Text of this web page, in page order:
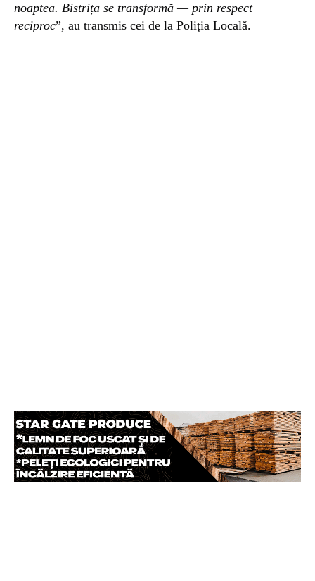
noaptea. Bistrița se transformă — prin respect
reciproc”, au transmis cei de la Poliția Locală.